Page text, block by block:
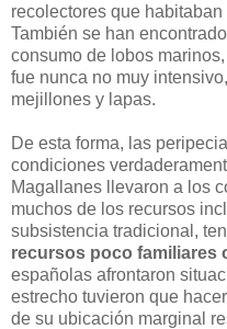
recolectores que
También se han
consumo de lobos
fue nunca no muy
mejillones y lapas.
De esta forma, las
condiciones
Magallanes llevaron a los
muchos de los recursos
subsistencia tradicional,
recursos poco familiares
españolas afrontaron
estrecho tuvieron que
de su ubicación marginal